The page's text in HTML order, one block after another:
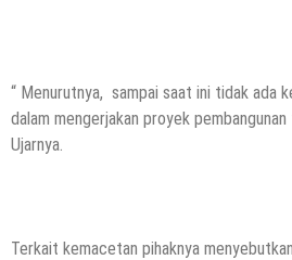
“ Menurutnya, sampai saat ini tidak ada
dalam mengerjakan proyek
Ujarnya.
Terkait kemacetan pihaknya